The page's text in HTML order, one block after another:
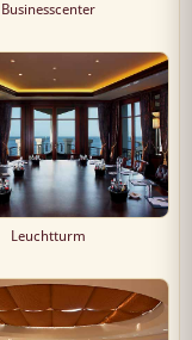
Businesscenter
Leuchtturm